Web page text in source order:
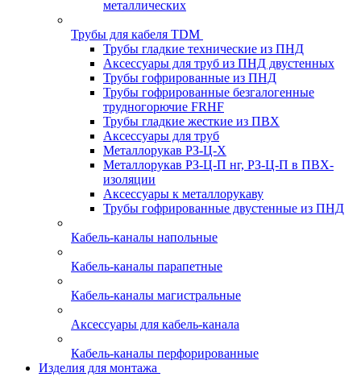
металлических
Трубы для кабеля TDM
Трубы гладкие технические из ПНД
Аксессуары для труб из ПНД двустенных
Трубы гофрированные из ПНД
Трубы гофрированные безгалогенные
трудногорючие FRHF
Трубы гладкие жесткие из ПВХ
Аксессуары для труб
Металлорукав РЗ-Ц-Х
Металлорукав РЗ-Ц-П нг, РЗ-Ц-П в ПВХ-
изоляции
Аксессуары к металлорукаву
Трубы гофрированные двустенные из ПНД
Кабель-каналы напольные
Кабель-каналы парапетные
Кабель-каналы магистральные
Аксессуары для кабель-канала
Кабель-каналы перфорированные
Изделия для монтажа